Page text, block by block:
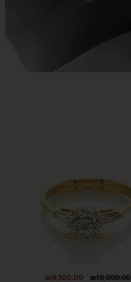
₪10,000.00
₪9,100.00